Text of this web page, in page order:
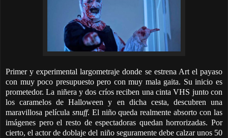
Primer y experimental largometraje donde se estrena Art el payaso
con muy poco presupuesto pero con muy mala gaita. Su inicio es
prometedor. La niñera y dos críos reciben una cinta VHS junto con
los caramelos de Halloween y en dicha cesta, descubren una
maravillosa película snuff. El niño queda realmente absorto con las
imágenes pero el resto de espectadoras quedan horrorizadas. Por
cierto, el actor de doblaje del niño seguramente debe calzar unos 50